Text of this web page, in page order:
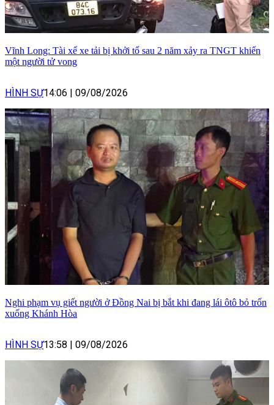
Vĩnh Long: Tài xế xe tải bị khởi tố sau 2 năm xảy ra TNGT khiến
một người tử vong
HÌNH SỰ14:06 09/08/2026
Nghi phạm vụ giết người ở Đồng Nai bị bắt khi đang lái ôtô bỏ trốn
xuống Khánh Hòa
HÌNH SỰ13:58 09/08/2026